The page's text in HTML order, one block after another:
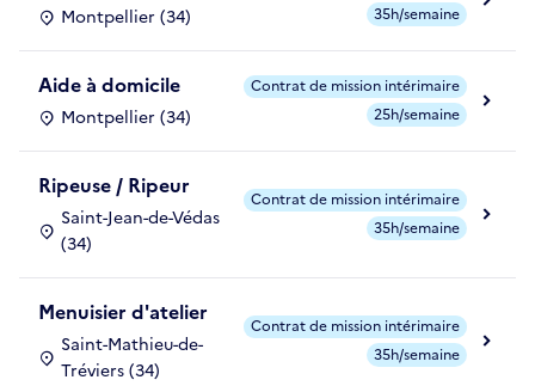
Montpellier (34)
35h/semaine
Aide à domicile
Montpellier (34)
Contrat de mission intérimaire
25h/semaine
Ripeuse / Ripeur
Saint-Jean-de-Védas
(34)
Contrat de mission intérimaire
35h/semaine
Menuisier d'atelier
Saint-Mathieu-de-
Tréviers (34)
Contrat de mission intérimaire
35h/semaine